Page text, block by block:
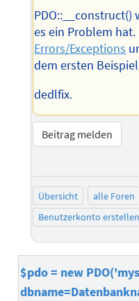
es ein Problem hat.
Errors/Exceptions
dem ersten
dedlfix.
Beitrag melden
Übersicht alle Foren
Benutzerkonto erstellen
$pdo = new